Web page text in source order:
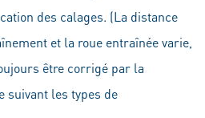
des calages. (La distance
et la roue entraînée varie,
être corrigé par la
suivant les types de